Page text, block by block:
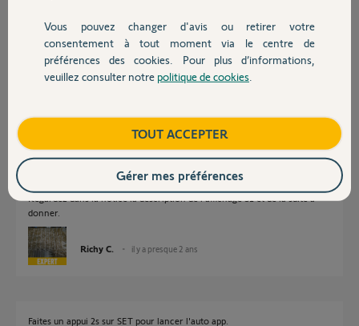
Devis avec un pro
Contact
Regardez dans la notice la description de l'affichage S1 et de la suite à
donner.
Richy C. il y a presque 2 ans
Faites un appui 2s sur SET pour lancer l'auto app.
Vous pouvez changer d'avis ou retirer votre
consentement à tout moment via le centre de
préférences des cookies. Pour plus d’informations,
veuillez consulter notre politique de cookies
TOUT ACCEPTER
Gérer mes préférences